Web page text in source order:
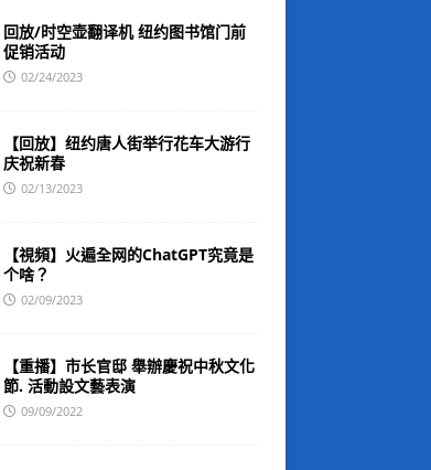
回放/时空壶翻译机 纽约图书馆门前
促销活动
02/24/2023
【回放】纽约唐人街举行花车大游行
庆祝新春
02/13/2023
【視頻】火遍全网的ChatGPT究竟是
个啥？
02/09/2023
【重播】市长官邸 舉辦慶祝中秋文化
節. 活動設文藝表演
09/09/2022